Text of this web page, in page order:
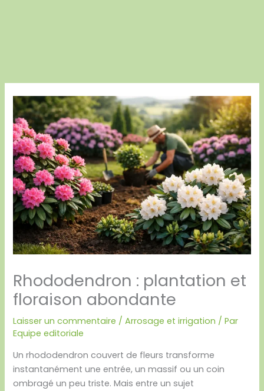
Rhododendron : plantation et
floraison abondante
Laisser un commentaire /Arrosage et irrigation / Par
Equipe editoriale
Un rhododendron couvert de fleurs transforme
instantanément une entrée, un massif ou un coin
ombragé un peu triste. Mais entre un sujet